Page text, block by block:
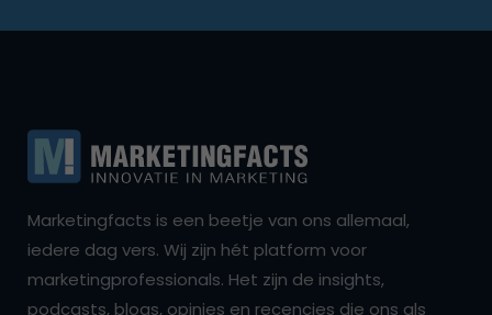
Marketingfacts is een beetje van ons allemaal,
iedere dag vers. Wij zijn hét platform voor
marketingprofessionals. Het zijn de insights,
podcasts, blogs, opinies en recencies die ons als